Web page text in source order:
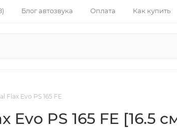
Блог автозвука Оплата Как купить
Flax Evo PS 165 FE
PS 165 FE [16.5